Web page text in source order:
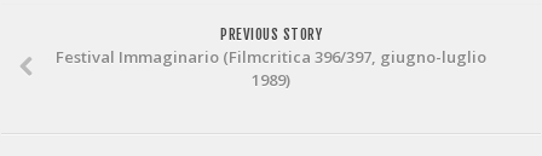
PREVIOUS STORY
Festival Immaginario (Filmcritica 396/397, giugno-luglio
1989)